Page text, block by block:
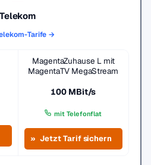
Telekom
Tarife →
MagentaZuhause L mit
MagentaTV MegaStream
100 MBit/s
mit Telefonflat
Jetzt Tarif sichern